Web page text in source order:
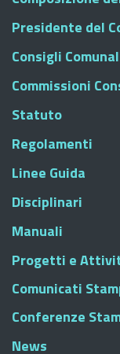
Presidente del
Consigli
Commissioni
Statuto
Regolamenti
Linee Guida
Disciplinari
Manuali
Progetti e
Comunicati
Conferenze
News